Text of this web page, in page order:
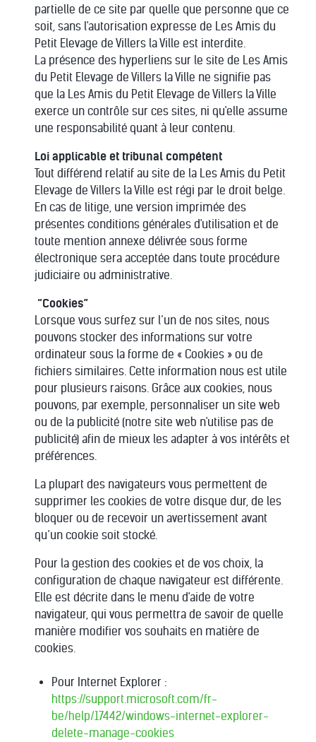
partielle de ce site par quelle que personne que ce
soit, sans l'autorisation expresse de Les Amis du
Petit Elevage de Villers la Ville est interdite.
La présence des hyperliens sur le site de Les Amis
du Petit Elevage de Villers la Ville ne signifie pas
que la Les Amis du Petit Elevage de Villers la Ville
exerce un contrôle sur ces sites, ni qu'elle assume
une responsabilité quant à leur contenu.
Loi applicable et tribunal compétent
Tout différend relatif au site de la Les Amis du Petit
Elevage de Villers la Ville est régi par le droit belge.
En cas de litige, une version imprimée des
présentes conditions générales d'utilisation et de
toute mention annexe délivrée sous forme
électronique sera acceptée dans toute procédure
judiciaire ou administrative.
“Cookies”
Lorsque vous surfez sur l’un de nos sites, nous
pouvons stocker des informations sur votre
ordinateur sous la forme de « Cookies » ou de
fichiers similaires. Cette information nous est utile
pour plusieurs raisons. Grâce aux cookies, nous
pouvons, par exemple, personnaliser un site web
ou de la publicité (notre site web n'utilise pas de
publicité) afin de mieux les adapter à vos intérêts et
préférences.
La plupart des navigateurs vous permettent de
supprimer les cookies de votre disque dur, de les
bloquer ou de recevoir un avertissement avant
qu’un cookie soit stocké.
Pour la gestion des cookies et de vos choix, la
configuration de chaque navigateur est différente.
Elle est décrite dans le menu d'aide de votre
navigateur, qui vous permettra de savoir de quelle
manière modifier vos souhaits en matière de
cookies.
Pour Internet Explorer :
https://support.microsoft.com/fr-
be/help/17442/windows-internet-explorer-
delete-manage-cookies